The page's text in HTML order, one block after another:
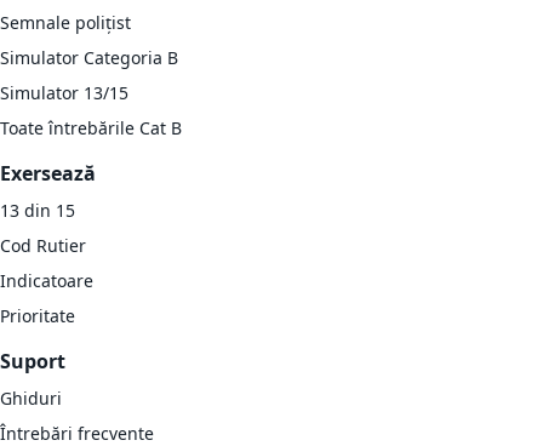
Semnale polițist
Simulator Categoria B
Simulator 13/15
Toate întrebările Cat B
Exersează
13 din 15
Cod Rutier
Indicatoare
Prioritate
Suport
Ghiduri
Întrebări frecvente